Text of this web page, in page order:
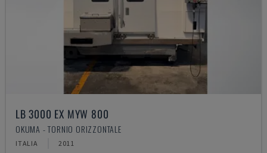
LB 3000 EX MYW 800
OKUMA - TORNIO ORIZZONTALE
ITALIA 2011